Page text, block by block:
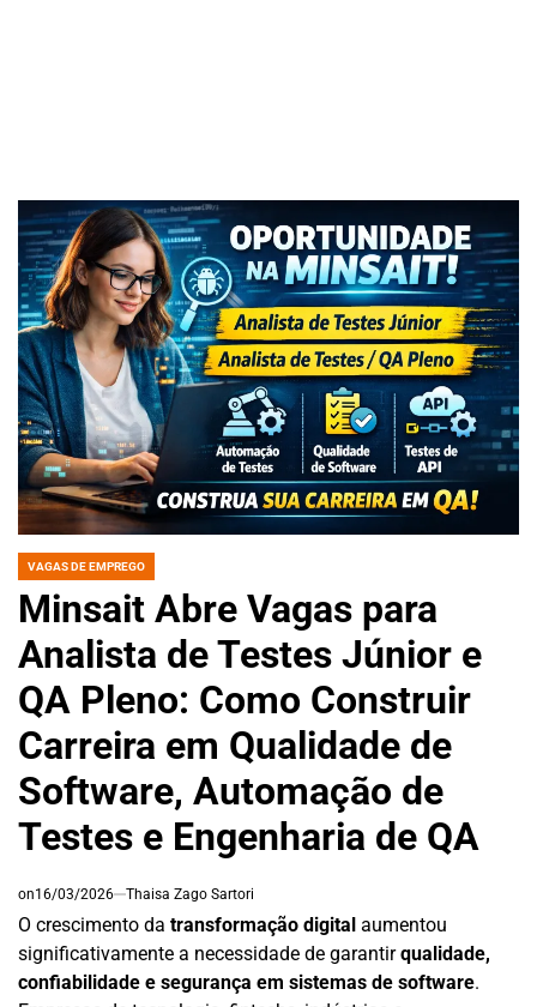
POSTED
VAGAS DE EMPREGO
Minsait Abre Vagas para
Analista de Testes Júnior e
QA Pleno: Como Construir
Carreira em Qualidade de
Software, Automação de
Testes e Engenharia de QA
on16/03/2026 Thaisa Zago Sartori
O crescimento da transformação digital aumentou
significativamente a necessidade de garantirqualidade,
confiabilidade e segurança em sistemas de software.